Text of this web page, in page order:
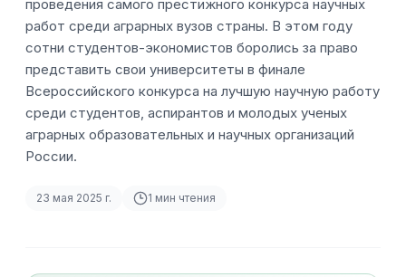
проведения самого престижного конкурса научных
работ среди аграрных вузов страны. В этом году
сотни студентов-экономистов боролись за право
представить свои университеты в финале
Всероссийского конкурса на лучшую научную работу
среди студентов, аспирантов и молодых ученых
аграрных образовательных и научных организаций
России.
23 мая 2025 г. 1 мин чтения